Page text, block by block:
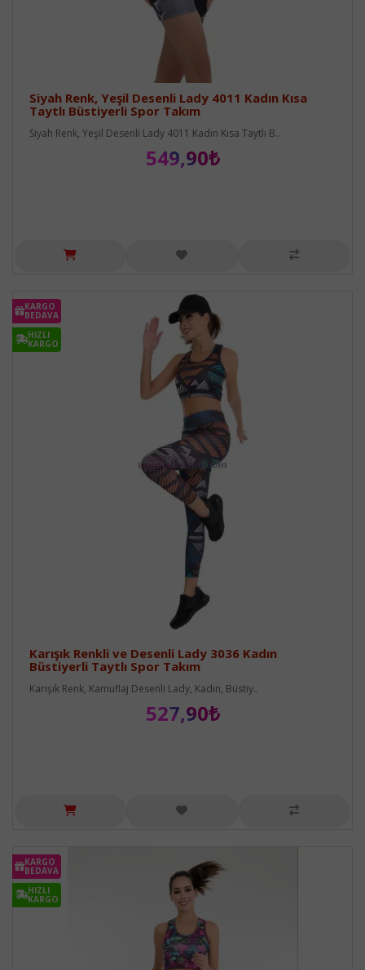
Siyah Renk, Yeşil Desenli Lady 4011 Kadın Kısa
Taytlı Büstiyerli Spor Takım
Siyah Renk, Yeşil Desenli Lady 4011 Kadın Kısa Taytlı B..
549,90₺
KARGO
BEDAVA
HIZLI
KARGO
Karışık Renkli ve Desenli Lady 3036 Kadın
Büstiyerli Taytlı Spor Takım
Karışık Renk, Kamuflaj Desenli Lady, Kadın, Büstiy..
527,90₺
KARGO
BEDAVA
HIZLI
KARGO